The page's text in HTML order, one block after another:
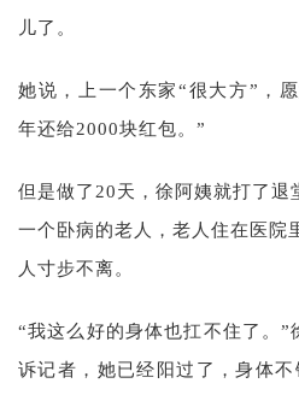
儿了。
她说，上一个东家“很大方”，
年还给2000块红包。”
但是做了20天，徐阿姨就打了退
一个卧病的老人，老人住在医院
人寸步不离。
“我这么好的身体也扛不住了。
诉记者，她已经阳过了，身体